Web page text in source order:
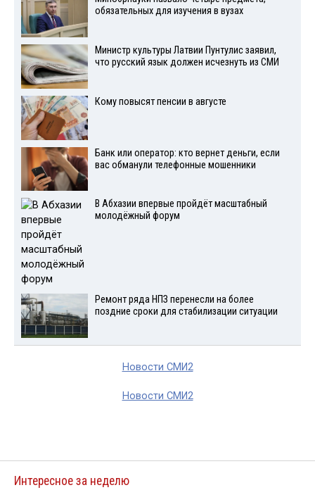
обязательных для изучения в вузах
Министр культуры Латвии Пунтулис заявил,
что русский язык должен исчезнуть из СМИ
Кому повысят пенсии в августе
Банк или оператор: кто вернет деньги, если
вас обманули телефонные мошенники
В Абхазии впервые пройдёт масштабный
молодёжный форум
Ремонт ряда НПЗ перенесли на более
поздние сроки для стабилизации ситуации
Новости СМИ2
Новости СМИ2
Интересное за неделю